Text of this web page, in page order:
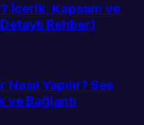
İçerik, Kapsam ve
Rehber)
Yapılır? Ses
ve Bağlantı